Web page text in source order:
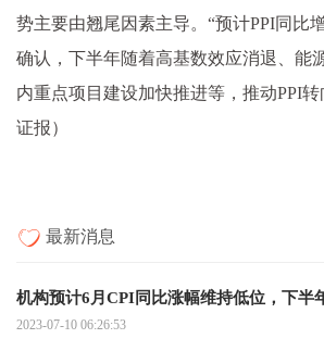
势主要由翘尾因素主导。“预计PPI同比
确认，下半年随着高基数效应消退、能
内重点项目建设加快推进等，推动PPI
证报）
最新消息
机构预计6月CPI同比涨幅维持低位，下半
2023-07-10 06:26:53